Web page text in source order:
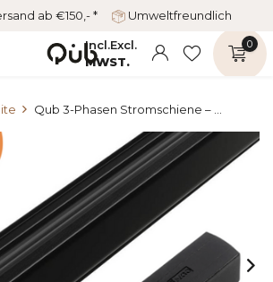
ab €150,- * Umweltfreundlich
Incl.Excl.
MWST.
0
Qub 3-Phasen Stromschiene – ...